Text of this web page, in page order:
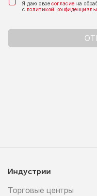
Я даю своесогласие на
с политикой
Индустрии
Торговые центры